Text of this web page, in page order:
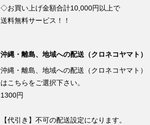
◇お買い上げ金額合計10,000円以上で
送料無料サービス！！
沖縄・離島、地域への配送（クロネコヤマト）
沖縄・離島、地域への配送（クロネコヤマト）
はこちらをご選択下さい。
1300円
【代引き】不可の配送設定になります。